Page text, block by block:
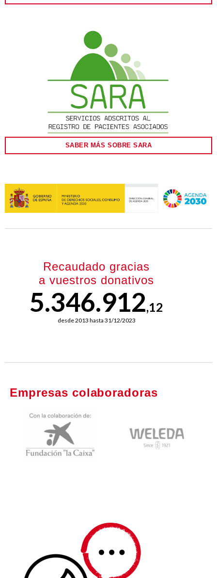
SABER MÁS SOBRE SARA
Recaudado gracias
a vuestros donativos
5.346.912,12
desde 2013 hasta 31/12/2023
Empresas colaboradoras